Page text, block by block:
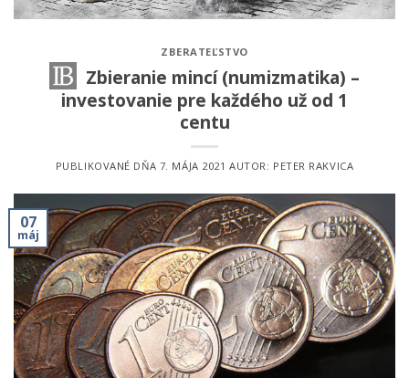
ZBERATEĽSTVO
Zbieranie mincí (numizmatika) –
investovanie pre každého už od 1
centu
PUBLIKOVANÉ DŇA 7. MÁJA 2021 AUTOR: PETER RAKVICA
07
máj